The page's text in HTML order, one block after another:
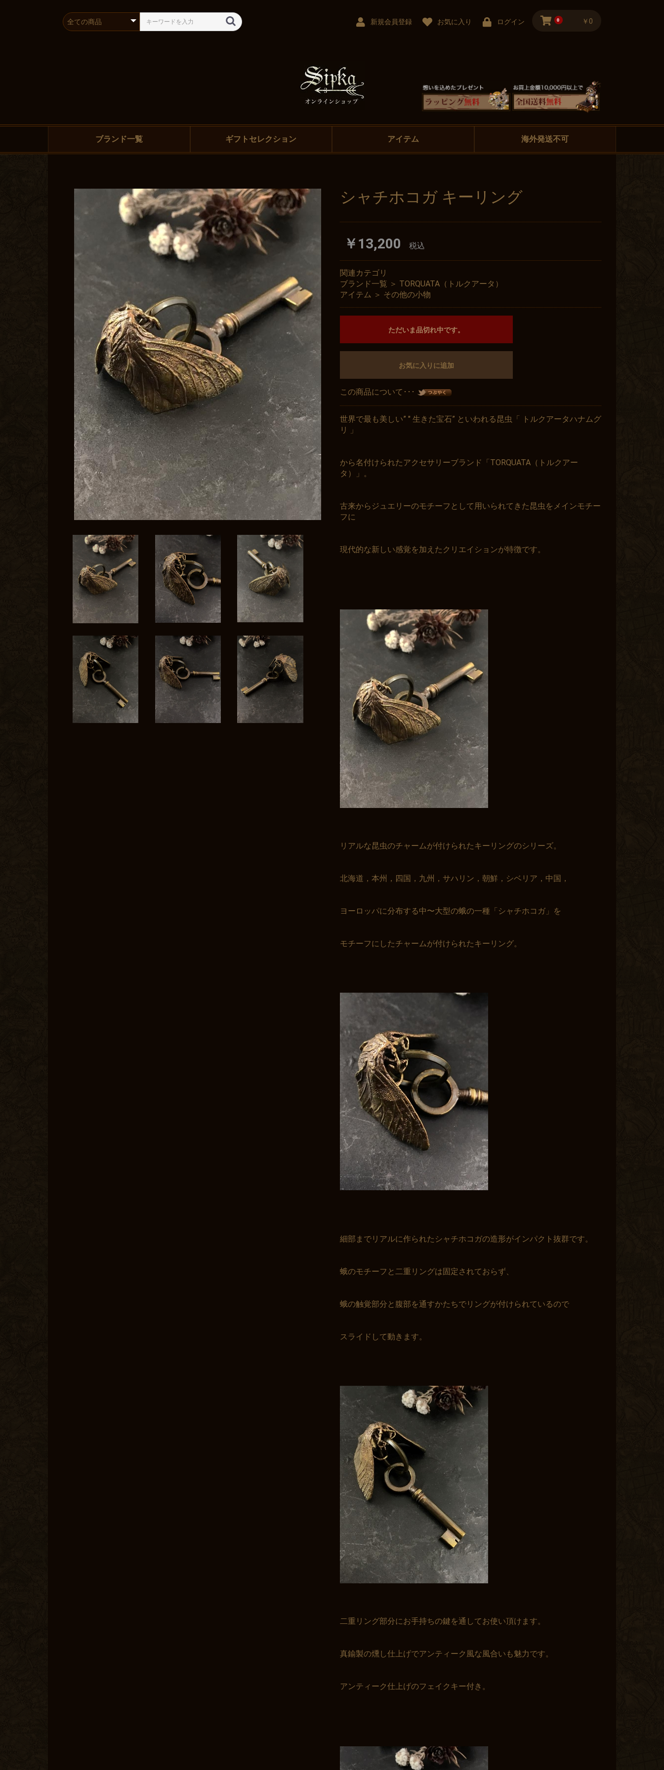
新規会員登録 お気に入り ログイン 0 ￥0
ブランド一覧 ギフトセレクション アイテム 海外発送不可
シャチホコガ キーリング
￥13,200 税込
関連カテゴリ
ブランド一覧 ＞ TORQUATA（トルクアータ）
アイテム ＞ その他の小物
ただいま品切れ中です。
カートへ進む
お気に入りに追加
この商品について･･･
世界で最も美しい” " 生きた宝石” といわれる昆虫「 トルクアータハナムグ
リ 」
から名付けられたアクセサリーブランド「TORQUATA（トルクアー
タ）」。
古来からジュエリーのモチーフとして用いられてきた昆虫をメインモチー
フに
現代的な新しい感覚を加えたクリエイションが特徴です。
リアルな昆虫のチャームが付けられたキーリングのシリーズ。
北海道，本州，四国，九州，サハリン，朝鮮，シベリア，中国，
ヨーロッパに分布する中〜大型の蛾の一種「シャチホコガ」を
モチーフにしたチャームが付けられたキーリング。
細部までリアルに作られたシャチホコガの造形がインパクト抜群です。
蛾のモチーフと二重リングは固定されておらず、
蛾の触覚部分と腹部を通すかたちでリングが付けられているので
スライドして動きます。
二重リング部分にお手持ちの鍵を通してお使い頂けます。
真鍮製の燻し仕上げでアンティーク風な風合いも魅力です。
アンティーク仕上げのフェイクキー付き。